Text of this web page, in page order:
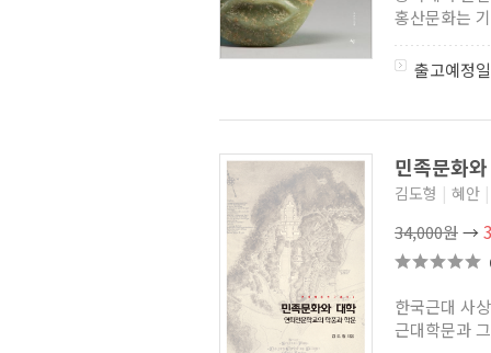
홍산문화는
출고예정
민족문화
김도형 | 혜안 |
34,000원→
한국근대 사
근대학문과